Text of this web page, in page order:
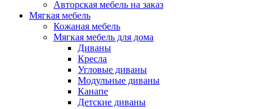
Авторская мебель на заказ
Мягкая мебель
Кожаная мебель
Мягкая мебель для дома
Диваны
Кресла
Угловые диваны
Модульные диваны
Канапе
Детские диваны